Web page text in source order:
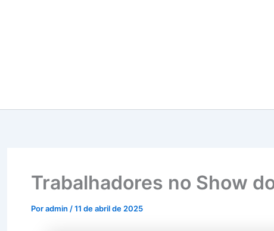
Trabalhadores no Show
Poradmin /11 de abril de 2025